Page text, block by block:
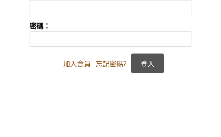
密碼：
加入會員 忘記密碼?